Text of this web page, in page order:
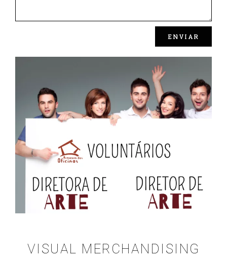
ENVIAR
VISUAL MERCHANDISING